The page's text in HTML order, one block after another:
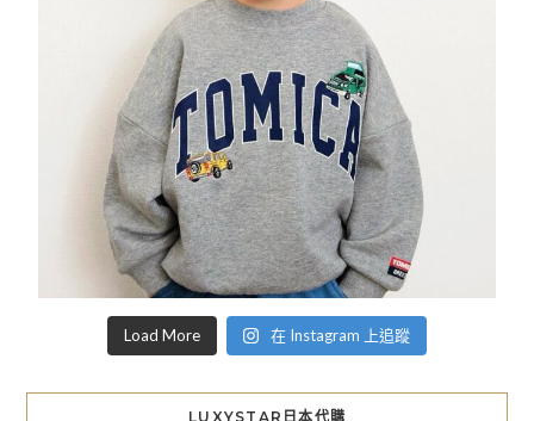
Load More 在 Instagram 上追蹤
LUXYSTAR日本代購